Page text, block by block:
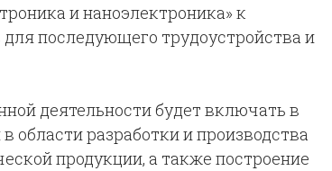
и наноэлектроника» к
последующего трудоустройства и
деятельности будет включать в
области разработки и производства
продукции, а также построение